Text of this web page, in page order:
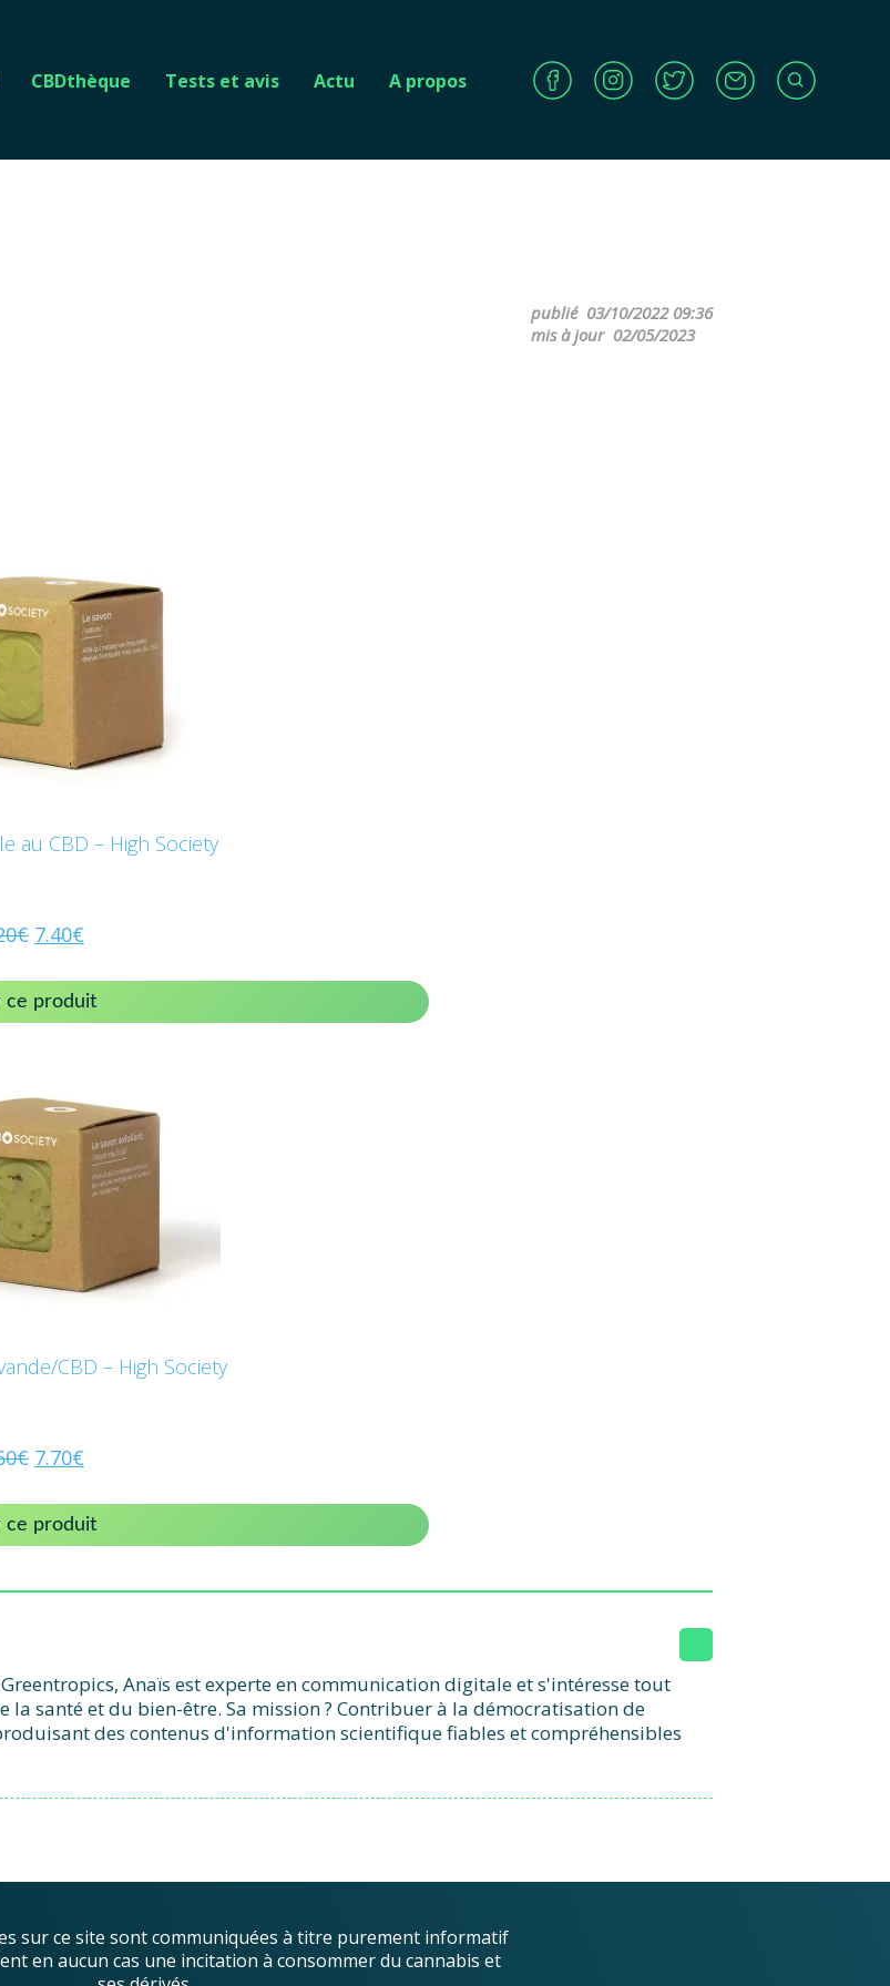
CBDthèque Tests et avis Actu A propos
publié 03/10/2022 09:36
mis à jour 02/05/2023
au CBD – High Society
€ 7.40€
ce produit
CBD – High Society
€ 7.70€
ce produit
Anaïs est experte en communication digitale et s'intéresse tout
santé et du bien-être. Sa mission ? Contribuer à la démocratisation de
des contenus d'information scientifique fiables et compréhensibles
sur ce site sont communiquées à titre purement informatif
en aucun cas une incitation à consommer du cannabis et